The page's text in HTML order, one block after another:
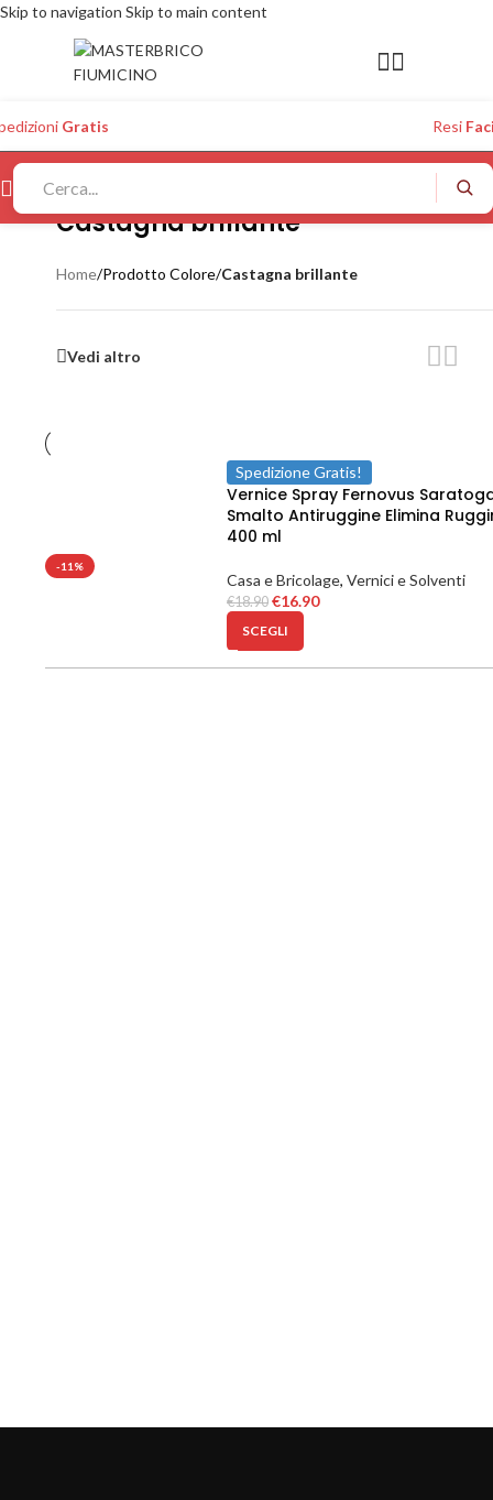
Skip to navigation Skip to main content
Gratis Resi
Castagna brillante
Home/Prodotto Colore/Castagna brillante
Vedi altro
-11%
Spedizione Gratis!
Vernice Spray Fernovus
Smalto Antiruggine Elimina
400 ml
Casa e Bricolage, Vernici e Solventi
€18.90 €16.90
SCEGLI